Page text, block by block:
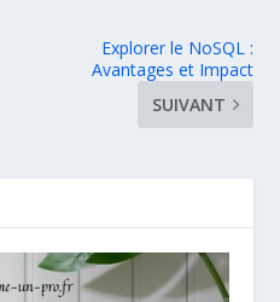
Explorer le NoSQL :
Avantages et Impact
SUIVANT